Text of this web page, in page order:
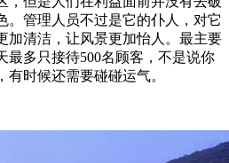
。管理人员不过是它的仆人，对它
加清洁，让风景更加怡人。最主要
最多只接待500名顾客，不是说你
时候还需要碰碰运气。